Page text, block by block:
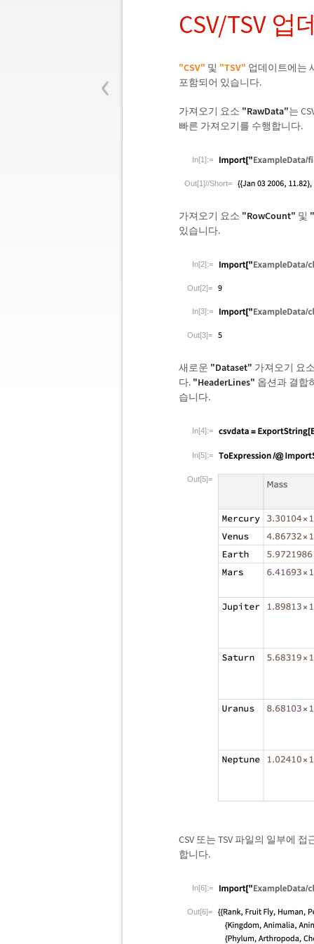
‹
CSV/TSV 업
"CSV" 및 "TSV" 업데이트에는
포함되어 있습니다.
가져오기 요소 "RawData"는
빠른 가져오기를 수행합니다.
In[1]:=
Out[1]//Short=
가져오기 요소 "RowCount" 및
있습니다.
In[2]:=
Out[2]=
In[3]:=
Out[3]=
새로운 "Dataset" 가져오기 요
다. "HeaderLines" 옵션과 결합
습니다.
In[4]:=
In[5]:=
Out[5]=
CSV 또는 TSV 파일의 일부에
합니다.
In[6]:=
Out[6]=